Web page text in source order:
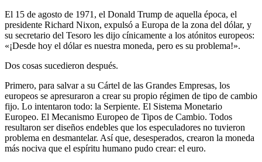
El 15 de agosto de 1971, el Donald Trump de aquella época, el
presidente Richard Nixon, expulsó a Europa de la zona del dólar, y
su secretario del Tesoro les dijo cínicamente a los atónitos europeos:
«¡Desde hoy el dólar es nuestra moneda, pero es su problema!».
Dos cosas sucedieron después.
Primero, para salvar a su Cártel de las Grandes Empresas, los
europeos se apresuraron a crear su propio régimen de tipo de cambio
fijo. Lo intentaron todo: la Serpiente. El Sistema Monetario
Europeo. El Mecanismo Europeo de Tipos de Cambio. Todos
resultaron ser diseños endebles que los especuladores no tuvieron
problema en desmantelar. Así que, desesperados, crearon la moneda
más nociva que el espíritu humano pudo crear: el euro.